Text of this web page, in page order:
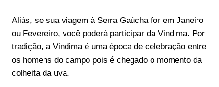
Aliás, se sua viagem à Serra Gaúcha for em Janeiro
ou Fevereiro, você poderá participar da Vindima. Por
tradição, a Vindima é uma época de celebração entre
os homens do campo pois é chegado o momento da
colheita da uva.